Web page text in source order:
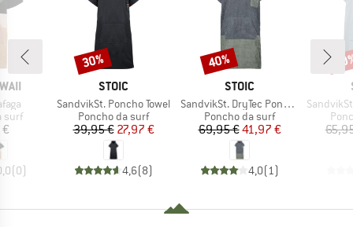
surf
(0)
MARCHIO
STOIC
Articolo
SandvikSt. Poncho Towel
Gruppo di prodotti
Poncho da surf
Prezzo
39,95 €Prezzo ridotto
27,97 €
4,6(8)
Sconto
30%
MARCHIO
STOIC
Articolo
SandvikSt. DryTec Poncho Comfy
Gruppo di prodotti
Poncho da surf
Prezzo
69,95 €Prezzo ridotto
41,97 €
4,0(1 )
Sconto
40%
Articolo
SandvikSt.